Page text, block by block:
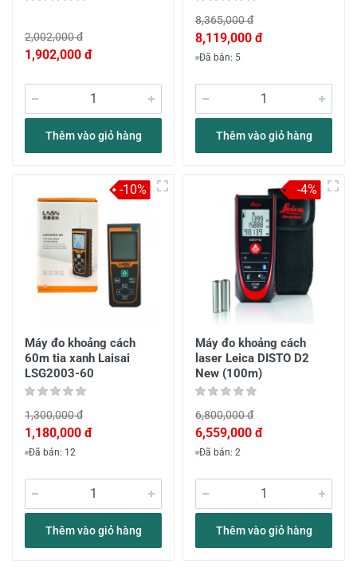
2,002,000 đ
1,902,000 đ
Thêm vào giỏ hàng
8,365,000 đ
8,119,000 đ
Đã bán: 5
Thêm vào giỏ hàng
Máy đo khoảng cách
60m tia xanh Laisai
LSG2003-60
1,300,000 đ
1,180,000 đ
Đã bán: 12
Thêm vào giỏ hàng
-10%
Máy đo khoảng cách
laser Leica DISTO D2
New (100m)
6,800,000 đ
6,559,000 đ
Đã bán: 2
Thêm vào giỏ hàng
-4%